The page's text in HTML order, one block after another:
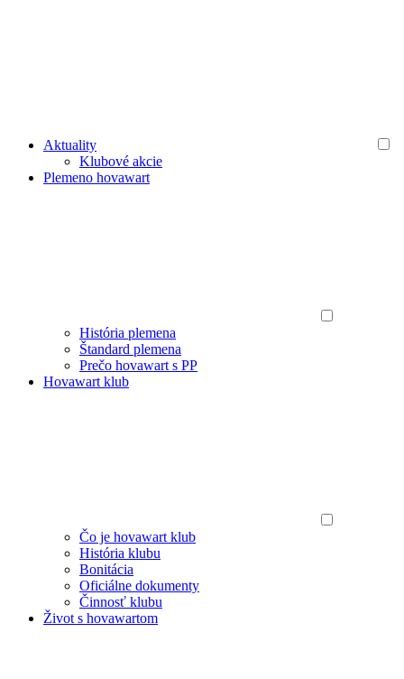
Aktuality
Klubové akcie
Plemeno hovawart
História plemena
Štandard plemena
Prečo hovawart s PP
Hovawart klub
Čo je hovawart klub
História klubu
Bonitácia
Oficiálne dokumenty
Činnosť klubu
Život s hovawartom